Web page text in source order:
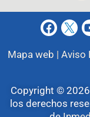
Mapa web | Aviso
Copyright © 2026
los derechos